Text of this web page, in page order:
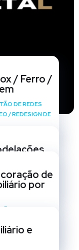
/ Ferro /
DE REDES
/REDESIGN DE
/ REDESIGN DE
de
por
e